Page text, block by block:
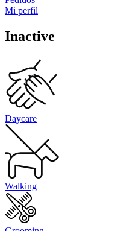
Mi perfil
Inactive
Daycare
Walking